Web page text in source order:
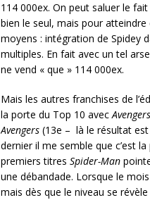
114 000ex. On peut saluer le
bien le seul, mais pour atteindre
moyens : intégration de Spidey
multiples. En fait avec un tel
ne vend « que » 114 000ex.
Mais les autres franchises de
la porte du Top 10 avecAvengers
Avengers (13e – là le résultat
dernier il me semble que c’est
premiers titres Spider-Man
une débandade. Lorsque le
mais dès que le niveau se